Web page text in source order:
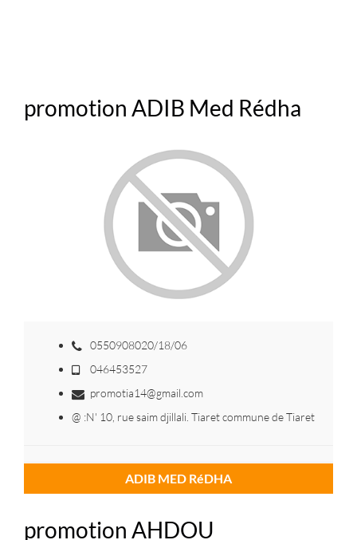
promotion ADIB Med Rédha
0550908020/18/06
046453527
promotia14@gmail.com
@ :N' 10, rue saim djillali. Tiaret commune de Tiaret
ADIB MED RéDHA
promotion AHDOU